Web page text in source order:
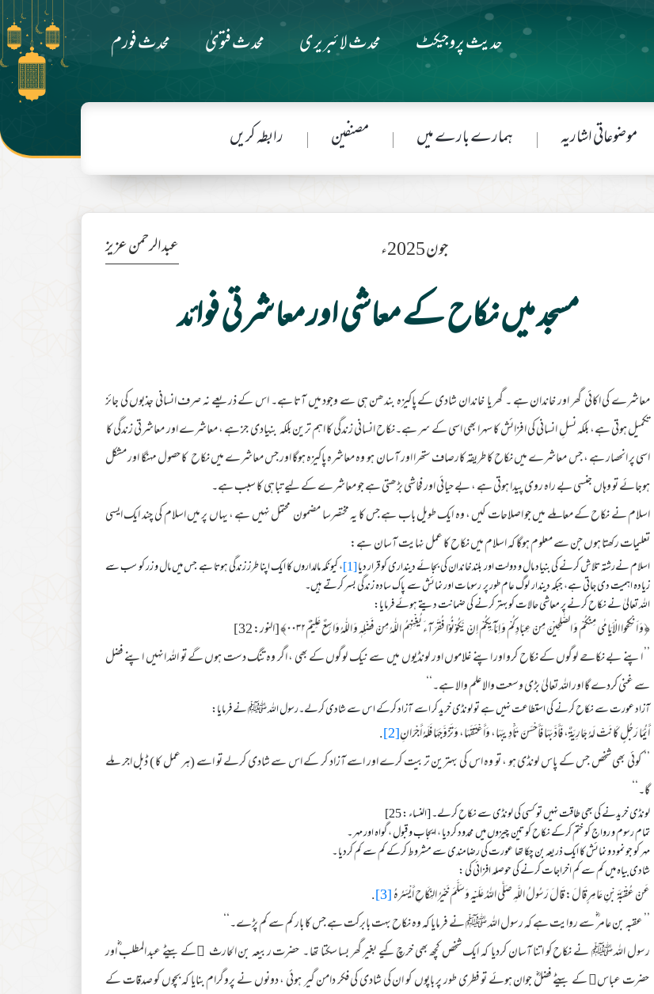
حدیث پروجیکٹ محدث لائبریری محدث فتویٰ محدث فورم
موضوعاتی اشاریہ ہمارے بارے میں مصنفین رابطہ کریں
جون 2025ء عبدالرحمن عزیز
مسجد میں نکاح کے معاشی اور معاشرتی فوائد
معاشرے کی اکائی گھر اور خاندان ہے ۔ گھر یا خاندان شادی کے پاکیزہ بندھن ہی سے وجود میں آتا ہے۔ اس کے ذریعے نہ صرف انسانی جذبوں کی جائز
تکمیل ہوتی ہے، بلکہ نسلِ انسانی کی افزائش کا سہرا بھی اسی کے سر ہے۔نکاح انسانی زندگی کا اہم ترین بلکہ بنیادی جز ہے ، معاشرے اور معاشرتی زندگی کا
اسی پر انحصار ہے ، جس معاشرے میں نکاح کا طریقہ کارصاف ستھرا اور آسان ہو وہ معاشرہ پاکیزہ ہوگا اور جس معاشرے میں نکاح کا حصول مہنگا اور مشکل
ہوجائے تو وہاں جنسی بے راہ روی پیدا ہوتی ہے ، بے حیائی اور فحاشی بڑھتی ہے جو معاشرے کے لیے تباہی کا سبب ہے۔
اسلام نے نکاح کے معاملے میں جو اصلاحات کیں ، وہ ایک طویل باب ہے جس کا یہ مختصرسا مضمون محتمل نہیں ہے ، یہاں پر میں اسلام کی چند ایک ایسی
تعلیمات رکھتا ہوں جن سے معلوم ہوگا کہ اسلام میں نکاح کا عمل نہایت آسان ہے:
اسلام نےرشتہ تلاش کرنے کی بنیاد مال و دولت اور بلند خاندان کی بجائے دینداری کو قرار دیا[1] ، کیونکہ مالداروں کا ایک اپنا طرز زندگی ہوتا ہے جس میں مال و زر کو سب سے
زیادہ اہمیت دی جاتی ہے، جبکہ دیندار لوگ عام طور پر رسومات اور نمائش سے پاک سادہ زندگی بسر کرتے ہیں۔
اللہ تعالیٰ نے نکاح کرنے پر معاشی حالات کو بہتر کرنے کی ضمانت دیتے ہوئے فرمایا:
﴿وَ اَنْكِحُوا الْاَيَامٰى مِنْكُمْ وَ الصّٰلِحِيْنَ مِنْ عِبَادِكُمْ وَ اِمَآىِٕكُمْ اِنْ يَّكُوْنُوْا فُقَرَآءَ يُغْنِهِمُ اللّٰهُ مِنْ فَضْلِهٖ وَ اللّٰهُ وَاسِعٌ عَلِيْمٌ۰۰۳۲﴾ [النور: 32]
’’ اپنے بے نکاحے لوگوں کے نکاح کرو اور اپنے غلاموں اور لونڈیوں میں سے نیک لوگوں کے بھی ، اگر وہ تنگ دست ہوں گے تو اللہ انہیں اپنے فضل
سے غنی کردے گا اور اللہ تعالیٰ بڑی وسعت والا علم والا ہے۔‘‘
آزاد عورت سے نکاح کرنے کی استطاعت نہیں ہے تو لونڈی خرید کر اسے آزاد کرکے اس سے شادی کرلے۔رسول اللہ ﷺ نے فرمایا:
أَيُّمَا رَجُلٍ كَانَتْ لَهُ جَارِيَةٌ، فَأَدَّبَهَا فَأَحْسَنَ تَأْدِيبَهَا، وَأَعْتَقَهَا، وَتَزَوَّجَهَا فَلَهُ أَجْرَانِ[2]
.
’’ کوئی بھی شخص جس کے پاس لونڈی ہو ، تو وہ اس کی بہترین تربیت کرے اور اسے آزاد کر کے اس سے شادی کرلے تو اسے (ہر عمل کا ) ڈبل اجر ملے
گا۔‘‘
لونڈی خریدنے کی بھی طاقت نہیں تو کسی کی لونڈی سے نکاح کرلے۔ [النساء : 25]
تمام رسوم و رواج کو ختم کرکے نکاح کو تین چیزوں میں محدود کردیا ، ایجاب و قبول ، گواہ اور مہر ۔
مہر کو جو نمود و نمائش کا ایک ذریعہ بن چکا تھا عورت کی رضامندی سے مشروط کرکے کم سے کم کردیا ۔
شادی بیاہ میں کم سے کم اخراجات کرنے کی حوصلہ افزائی کی :
عَنْ عُقْبَةَ بْنِ عَامِرٍ قَالَ: قَالَ رَسُولُ اللَّهِ صَلَّى اللهُ عَلَيْهِ وَسَلَّمَ خَيْرُ النِّكَاحِ أَيْسَرُهُ[3]
.
’’ عقبہ بن عامر ؓ سے روایت ہے کہ رسول اللہ ﷺ نے فرمایا کہ وہ نکاح بہت بابرکت ہے جس کا بار کم سے کم پڑے۔‘‘
رسول اللہ ﷺ نے نکاح کو اتنا آسان کردیا کہ ایک شخص کچھ بھی خرچ کیے بغیر گھر بسا سکتا تھا ۔ حضرت ربیعہ بن الحارث ﷜کے بیٹے عبد المطلب ؓاور
حضرت عباس﷜ کے بیٹے فضلؓ جوان ہوئے تو فطری طور پر باپوں کو ان کی شادی کی فکر دامن گیر ہوئی ، دونوں نے پروگرام بنایا کہ بچوں کو صدقات کے